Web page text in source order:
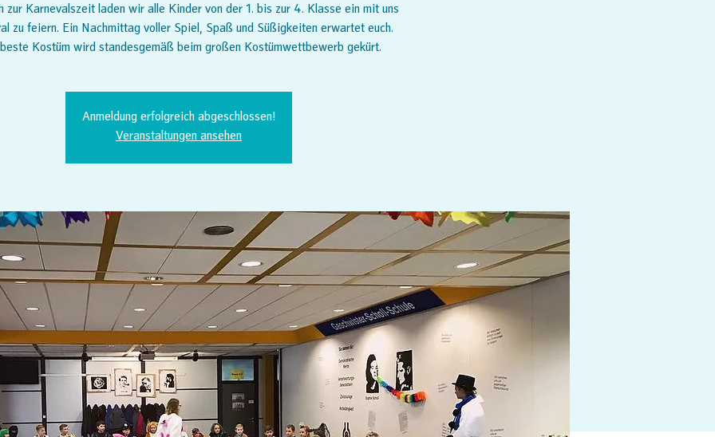
zur Karnevalszeit laden wir alle Kinder von der 1. bis zur 4. Klasse ein mit uns
zu feiern. Ein Nachmittag voller Spiel, Spaß und Süßigkeiten erwartet euch.
Kostüm wird standesgemäß beim großen Kostümwettbewerb gekürt.
Anmeldung erfolgreich abgeschlossen!
Veranstaltungen ansehen